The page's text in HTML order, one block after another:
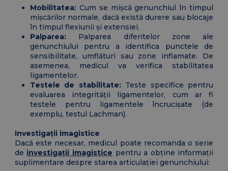
Mobilitatea: Cum se mișcă genunchiul în timpul
mișcărilor normale, dacă există durere sau blocaje
în timpul flexiunii și extensiei.
Palparea: Palparea diferitelor zone ale
genunchiului pentru a identifica punctele de
sensibilitate, umflături sau zone inflamate. De
asemenea, medicul va verifica stabilitatea
ligamentelor.
Testele de stabilitate: Teste specifice pentru
evaluarea integrității ligamentelor, cum ar fi
testele pentru ligamentele încrucișate (de
exemplu, testul Lachman).
Investigații imagistice
Dacă este necesar, medicul poate recomanda o serie
de investigații imagistice pentru a obține informații
suplimentare despre starea articulației genunchiului: